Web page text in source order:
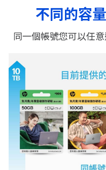
不同的容
同一個帳號您可以任